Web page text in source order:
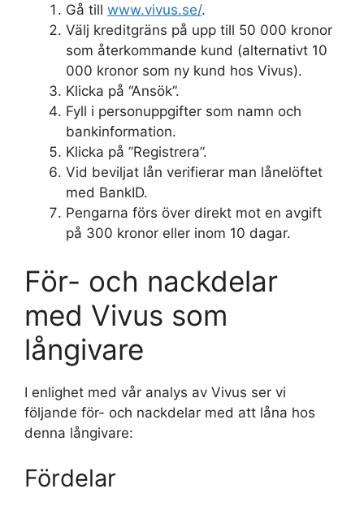
Gå till www.vivus.se/.
Välj kreditgräns på upp till 50 000 kronor
som återkommande kund (alternativt 10
000 kronor som ny kund hos Vivus).
Klicka på “Ansök”.
Fyll i personuppgifter som namn och
bankinformation.
Klicka på ”Registrera”.
Vid beviljat lån verifierar man lånelöftet
med BankID.
Pengarna förs över direkt mot en avgift
på 300 kronor eller inom 10 dagar.
För- och nackdelar
med Vivus som
långivare
I enlighet med vår analys av Vivus ser vi
följande för- och nackdelar med att låna hos
denna långivare:
Fördelar